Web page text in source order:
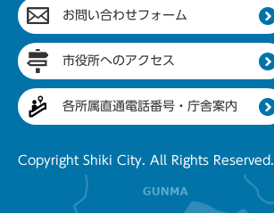
お問い合わせフォーム
市役所へのアクセス
各所属直通電話番号・庁舎案内
Copyright Shiki City. All Rights Reserved.